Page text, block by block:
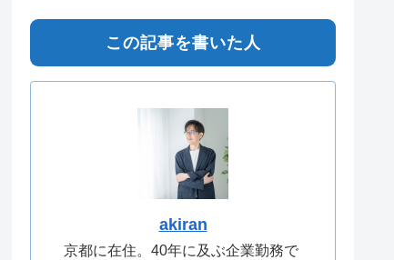
この記事を書いた人
akiran
京都に在住。40年に及ぶ企業勤務で